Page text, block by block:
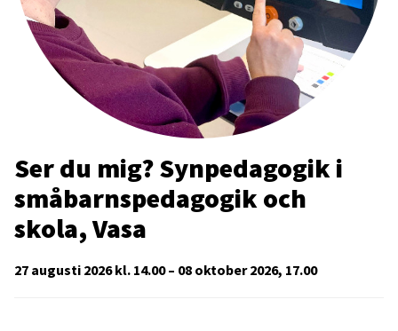
Ser du mig? Synpedagogik i
småbarnspedagogik och
skola, Vasa
27 augusti 2026 kl. 14.00 – 08 oktober 2026, 17.00